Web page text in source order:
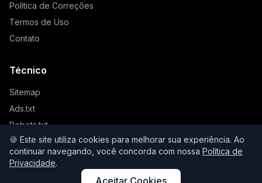
🍪 Este site utiliza cookies para melhorar sua experiência. Ao
continuar navegando, você concorda com nossa Política de
Privacidade.
Aceitar Cookies
Política de Correções
Termos de Uso
Contato
Técnico
Sitemap
Ads.txt
Robots.txt
Llms.txt